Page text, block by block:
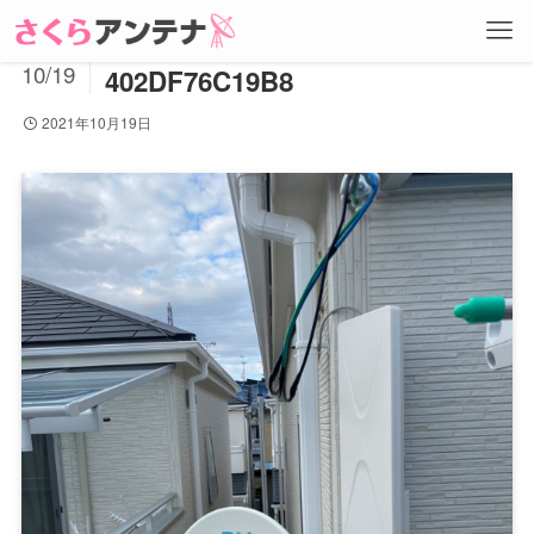
4C33C85D-6308-4241-8428-
402DF76C19B8
2021
10/19
2021年10月19日